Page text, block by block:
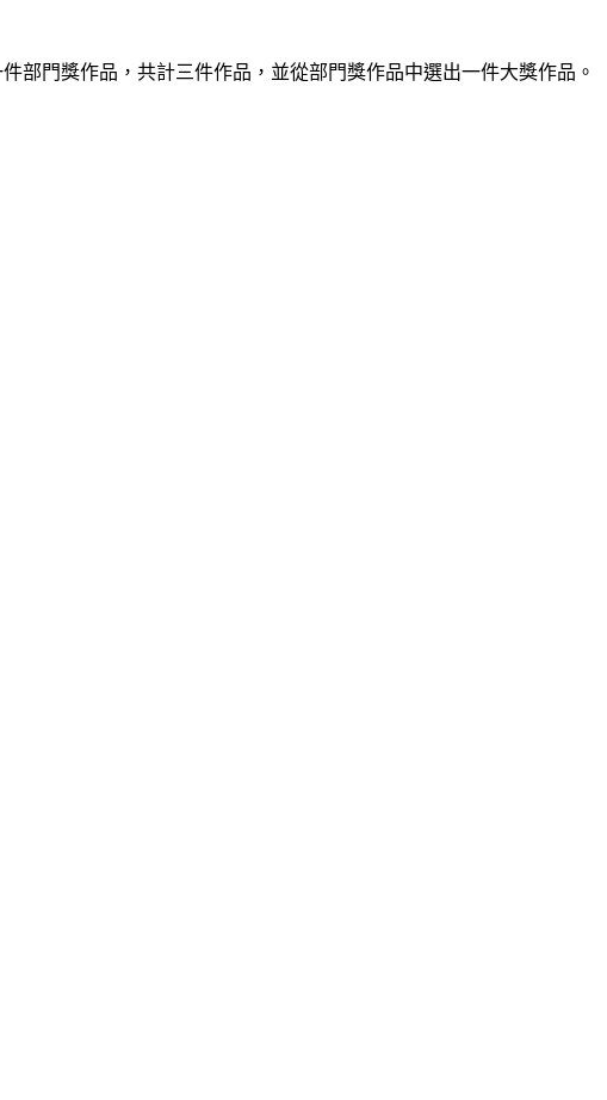
部門獎作品，共計三件作品，並從部門獎作品中選出一件大獎作品。